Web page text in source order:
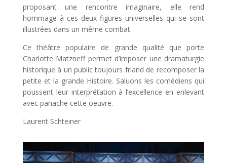
proposant une rencontre imaginaire, elle rend
hommage à ces deux figures universelles qui se sont
illustrées dans un même combat.
Ce théâtre populaire de grande qualité que porte
Charlotte Matzneff permet d’imposer une dramaturgie
historique à un public toujours friand de recomposer la
petite et la grande Histoire. Saluons les comédiens qui
poussent leur interprétation à l’excellence en enlevant
avec panache cette oeuvre.
Laurent Schteiner